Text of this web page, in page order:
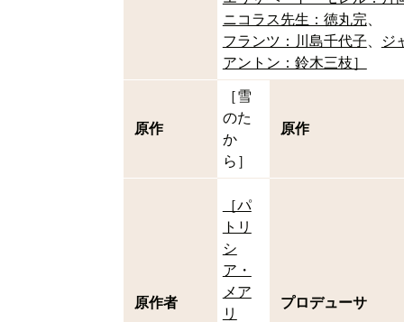
ニコラス先生：徳丸完
フランツ：川島千代子
ジ
アントン：鈴木三枝］
原作
［雪
のた
か
ら］
原作
原作者
［パ
トリ
シ
ア・
メア
リ
プロデューサ